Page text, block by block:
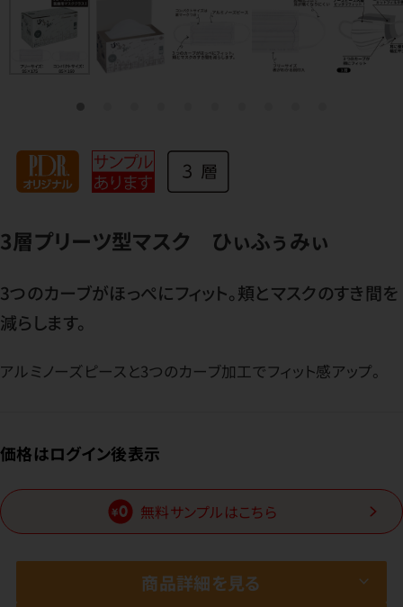
3層プリーツ型マスク ひぃふぅみぃ
3つのカーブがほっぺにフィット。頬とマスクのすき間を
減らします。
アルミノーズピースと3つのカーブ加工でフィット感アップ。
価格はログイン後表示
無料サンプルはこちら
商品詳細を見る